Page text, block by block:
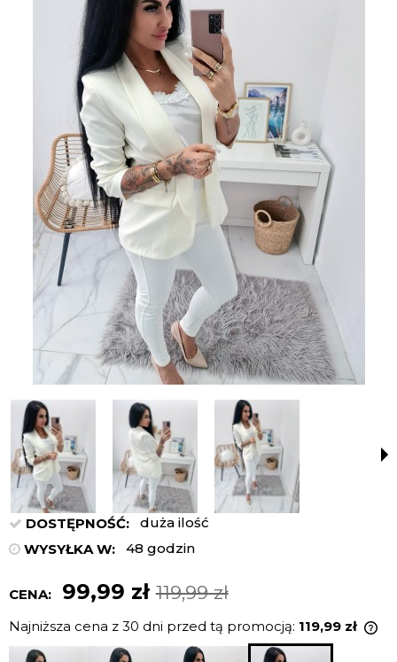
DOSTĘPNOŚĆ:
duża ilość
WYSYŁKA W:
48 godzin
CENA: 99,99 zł 119,99 zł
Najniższa cena z 30 dni przed tą promocją: 119,99 zł